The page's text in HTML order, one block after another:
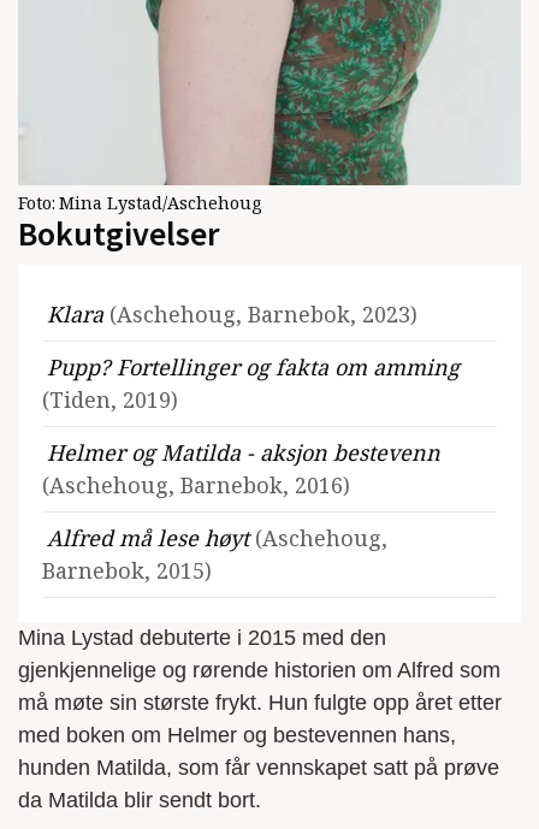
Foto: Mina Lystad/Aschehoug
Bokutgivelser
Klara (Aschehoug, Barnebok, 2023)
Pupp? Fortellinger og fakta om amming
(Tiden, 2019)
Helmer og Matilda - aksjon bestevenn
(Aschehoug, Barnebok, 2016)
Alfred må lese høyt(Aschehoug,
Barnebok, 2015)
Mina Lystad debuterte i 2015 med den
gjenkjennelige og rørende historien om Alfred som
må møte sin største frykt. Hun fulgte opp året etter
med boken om Helmer og bestevennen hans,
hunden Matilda, som får vennskapet satt på prøve
da Matilda blir sendt bort.